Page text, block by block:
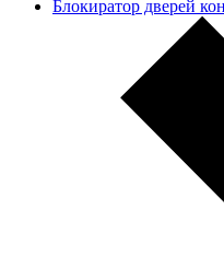
Блокиратор дверей